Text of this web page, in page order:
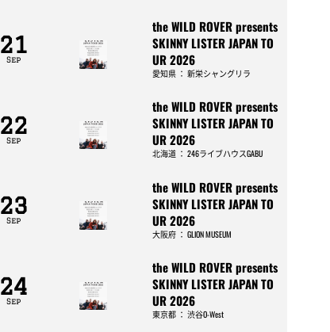
21
Sep
the WILD ROVER presents
SKINNY LISTER JAPAN TO
UR 2026
愛知県： 新栄シャングリラ
22
Sep
the WILD ROVER presents
SKINNY LISTER JAPAN TO
UR 2026
北海道： 246ライブハウスGABU
23
Sep
the WILD ROVER presents
SKINNY LISTER JAPAN TO
UR 2026
大阪府： GLION MUSEUM
24
Sep
the WILD ROVER presents
SKINNY LISTER JAPAN TO
UR 2026
東京都： 渋谷O-West